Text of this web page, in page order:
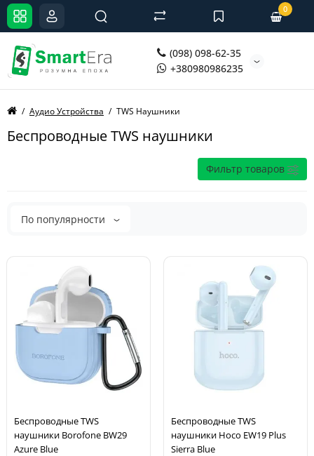
(098) 098-62-35
+380980986235
0
Аудио Устройства TWS Наушники
Беспроводные TWS наушники
Фильтр товаров
По популярности
Беспроводные TWS
наушники Borofone BW29
Azure Blue
Беспроводные TWS
наушники Hoco EW19 Plus
Sierra Blue